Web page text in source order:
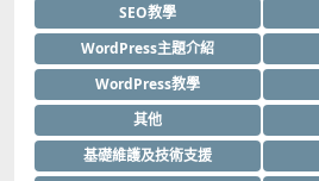
SEO教學
WordPress主題介紹
WordPress教學
其他
基礎維護及技術支援